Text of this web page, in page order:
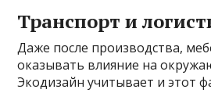
Транспорт и
Даже после производства,
оказывать влияние на
Экодизайн учитывает и этот